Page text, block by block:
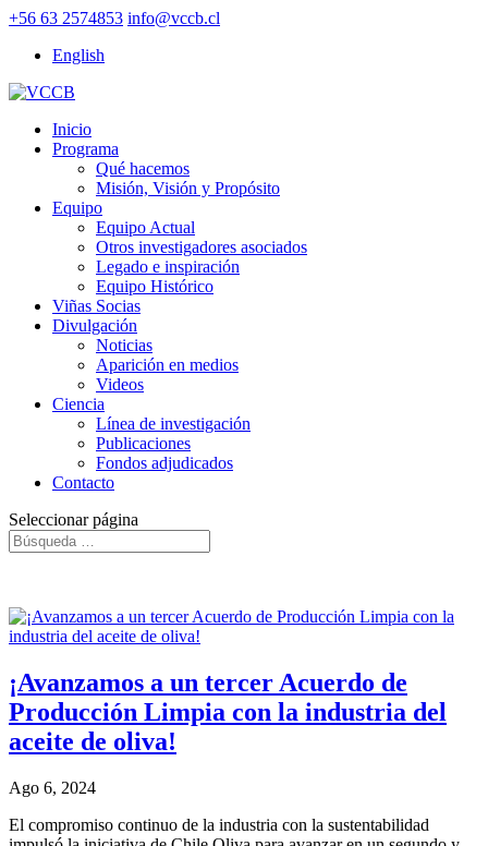
+56 63 2574853 info@vccb.cl
English
Inicio
Programa
Qué hacemos
Misión, Visión y Propósito
Equipo
Equipo Actual
Otros investigadores asociados
Legado e inspiración
Equipo Histórico
Viñas Socias
Divulgación
Noticias
Aparición en medios
Videos
Ciencia
Línea de investigación
Publicaciones
Fondos adjudicados
Contacto
Seleccionar página
¡Avanzamos a un tercer Acuerdo de
Producción Limpia con la industria del
aceite de oliva!
Ago 6, 2024
El compromiso continuo de la industria con la sustentabilidad